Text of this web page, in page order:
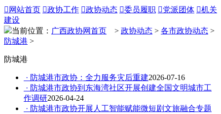
 网站首页 政协工作 政协动态 委员履职 党派团体 机关
建设
当前位置： 广西政协网首页 > 政协动态 > 各市政协动态 >
防城港 >
防城港
· 防城港市政协：全力服务灾后重建2026-07-16
· 防城港市政协到东海湾社区开展创建全国文明城市工
作调研2026-04-24
· 防城港市政协开展人工智能赋能微短剧文旅融合专题